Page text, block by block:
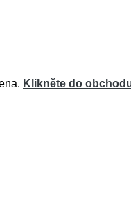
Klikněte do